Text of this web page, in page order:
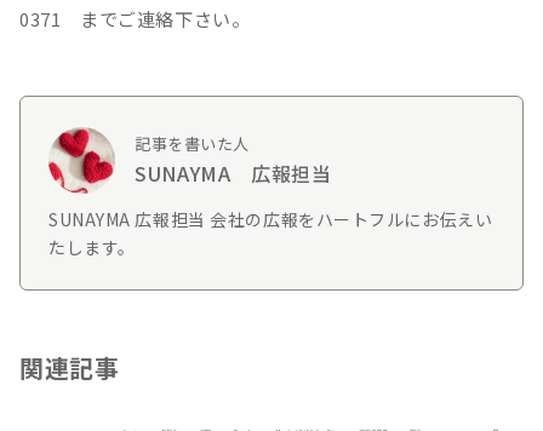
0371 までご連絡下さい。
記事を書いた人
SUNAYMA 広報担当
SUNAYMA 広報担当 会社の広報をハートフルにお伝えい
たします。
関連記事